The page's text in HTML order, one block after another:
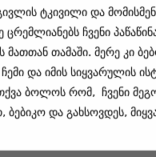
ტკივილი და
ჩვენი
მათთან თამაში. მერე კი
და იმის სიყვარულის
თქვა ბოლოს რომ, ჩვენი
და გახსოვდეს,